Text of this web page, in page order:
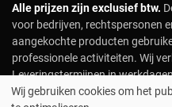
Alle prijzen zijn exclusief btw.
voor bedrijven, rechtspersonen
aangekochte producten
professionele activiteiten. Wij
Leveringstermijnen in
klacht of terugbetaling in geval
Wij gebruiken cookies om het